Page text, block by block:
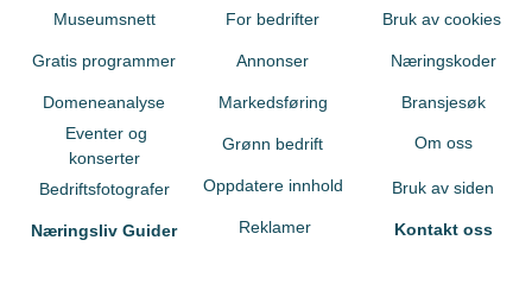
Museumsnett
Gratis programmer
Domeneanalyse
Eventer og
konserter
Bedriftsfotografer
Næringsliv Guider
For bedrifter
Annonser
Markedsføring
Grønn bedrift
Oppdatere innhold
Reklamer
Bruk av cookies
Næringskoder
Bransjesøk
Om oss
Bruk av siden
Kontakt oss